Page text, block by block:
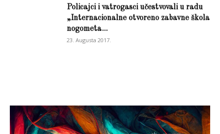
Policajci i vatrogasci učestvovali u radu
„Internacionalne otvoreno zabavne škola
nogometa...
23. Augusta 2017.